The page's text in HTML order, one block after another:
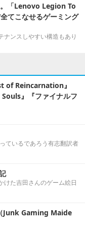
「Lenovo Legion To
てこなせるゲーミング
ナンスしやすい構造もあり
of Reincarnation』
』『ファイナルフ
ているであろう有志翻訳者
けた吉田さんのゲーム絵日
Junk Gaming Maide